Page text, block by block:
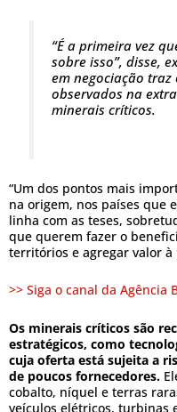
“É a primeira vez
sobre isso”, disse,
em negociação
observados na
minerais críticos.
“Um dos pontos mais
na origem, nos países que
linha com as teses,
que querem fazer o
territórios e agregar valor à
>> Siga o canal da Agência
Os minerais críticos são
estratégicos, como
cuja oferta está sujeita a
de poucos fornecedores.
cobalto, níquel e terras
veículos elétricos, turbinas